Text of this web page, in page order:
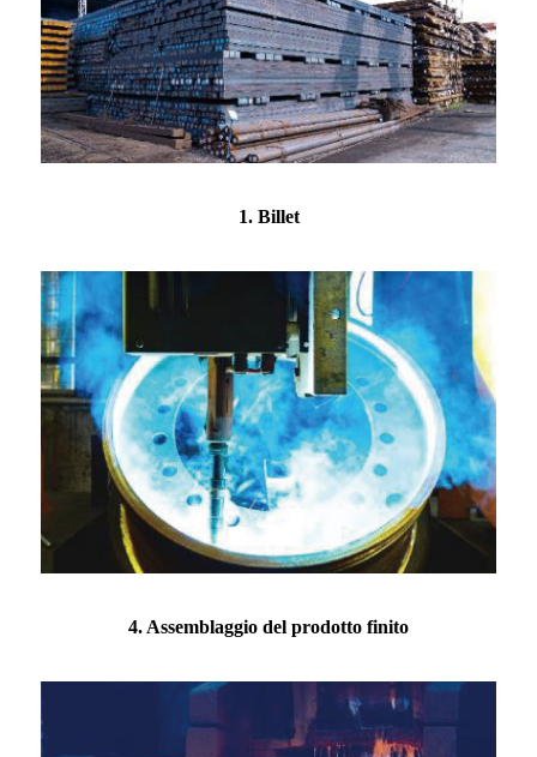
1. Billet
4. Assemblaggio del prodotto finito